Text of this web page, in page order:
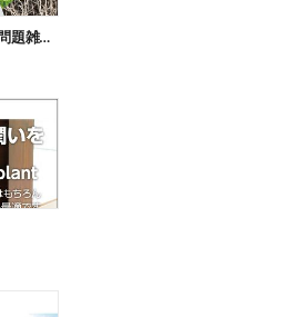
バスタ液剤 ~枯れにくかった問題雑草に高い効果を発揮!~